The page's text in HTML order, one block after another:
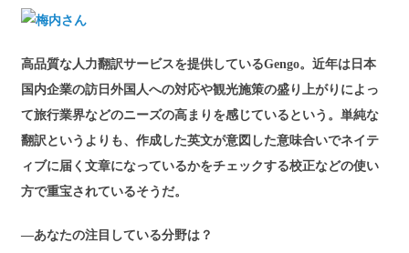
高品質な人力翻訳サービスを提供しているGengo。近年は日本
国内企業の訪日外国人への対応や観光施策の盛り上がりによっ
て旅行業界などのニーズの高まりを感じているという。単純な
翻訳というよりも、作成した英文が意図した意味合いでネイテ
ィブに届く文章になっているかをチェックする校正などの使い
方で重宝されているそうだ。
―あなたの注目している分野は？